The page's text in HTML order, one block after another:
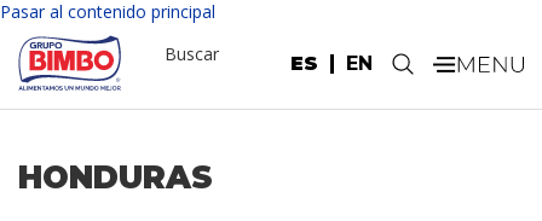
Pasar al contenido principal
ES EN
Buscar .
HONDURAS